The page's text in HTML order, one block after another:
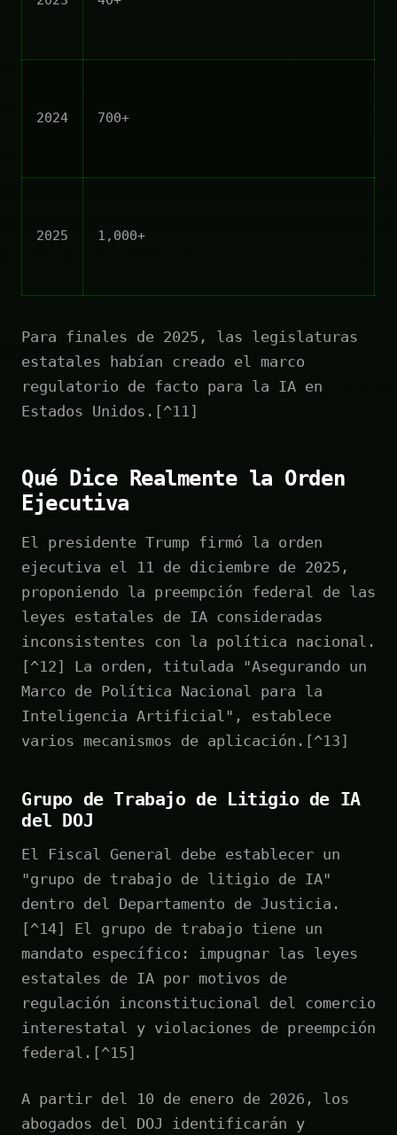
2024 700+
2025 1,000+
Para finales de 2025, las legislaturas
estatales habían creado el marco
regulatorio de facto para la IA en
Estados Unidos.[^11]
Qué Dice Realmente la Orden
Ejecutiva
El presidente Trump firmó la orden
ejecutiva el 11 de diciembre de 2025,
proponiendo la preempción federal de las
leyes estatales de IA consideradas
inconsistentes con la política nacional.
[^12] La orden, titulada "Asegurando un
Marco de Política Nacional para la
Inteligencia Artificial", establece
varios mecanismos de aplicación.[^13]
Grupo de Trabajo de Litigio de IA
del DOJ
El Fiscal General debe establecer un
"grupo de trabajo de litigio de IA"
dentro del Departamento de Justicia.
[^14] El grupo de trabajo tiene un
mandato específico: impugnar las leyes
estatales de IA por motivos de
regulación inconstitucional del comercio
interestatal y violaciones de preempción
federal.[^15]
A partir del 10 de enero de 2026, los
abogados del DOJ identificarán y